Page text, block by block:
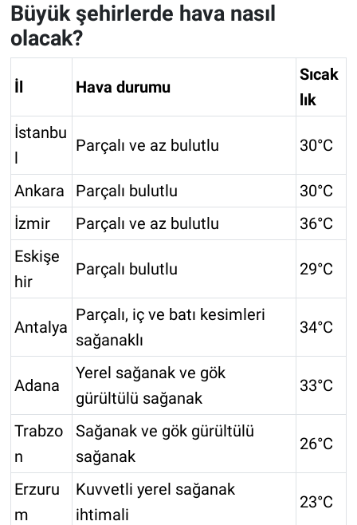
Büyük şehirlerde hava nasıl
olacak?
İl Hava durumu
Sıcak
lık
İstanbu
l
Parçalı ve az bulutlu 30°C
Ankara Parçalı bulutlu
30°C
İzmir
Parçalı ve az bulutlu
36°C
Eskişe
hir
Parçalı bulutlu 29°C
Antalya
Parçalı, iç ve batı kesimleri
sağanaklı
34°C
Adana
Yerel sağanak ve gök
gürültülü sağanak
33°C
Trabzo
n
Sağanak ve gök gürültülü
sağanak
26°C
Erzuru
m
Kuvvetli yerel sağanak
ihtimali
23°C